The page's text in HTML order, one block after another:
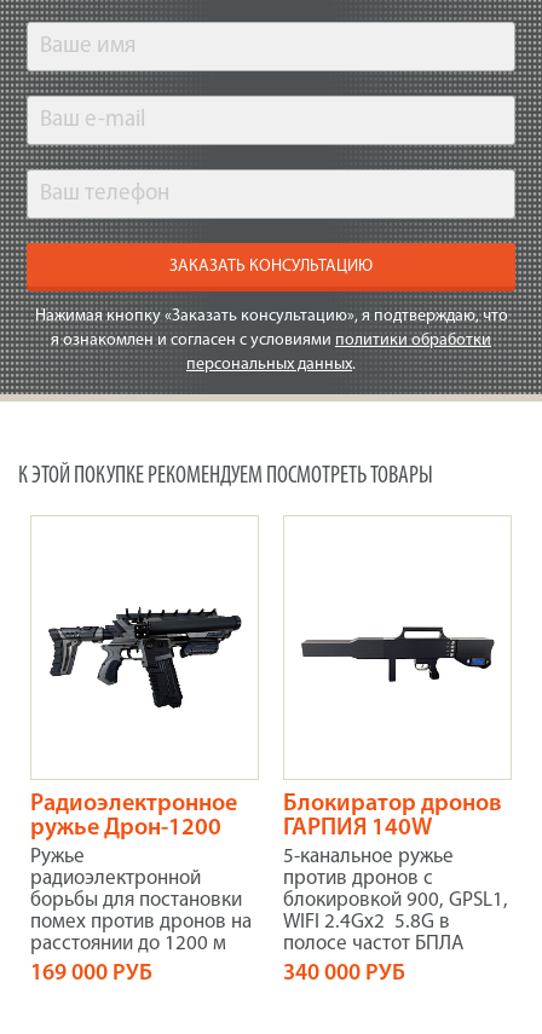
ЗАКАЗАТЬ КОНСУЛЬТАЦИЮ
Нажимая кнопку «Заказать консультацию», я подтверждаю, что
я ознакомлен и согласен с условиями политики обработки
персональных данных.
К ЭТОЙ ПОКУПКЕ РЕКОМЕНДУЕМ ПОСМОТРЕТЬ ТОВАРЫ
Радиоэлектронное
ружье Дрон-1200
Ружье
радиоэлектронной
борьбы для постановки
помех против дронов на
расстоянии до 1200 м
169 000 РУБ
Блокиратор дронов
ГАРПИЯ 140W
5-канальное ружье
против дронов с
блокировкой 900, GPSL1,
WIFI 2.4Gх2 5.8G в
полосе частот БПЛА
340 000 РУБ